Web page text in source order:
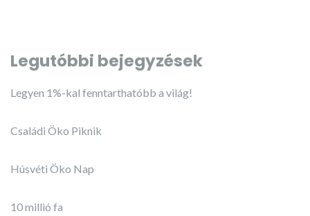
Legutóbbi bejegyzések
Legyen 1%-kal fenntarthatóbb a világ!
Családi Öko Piknik
Húsvéti Öko Nap
10 millió fa